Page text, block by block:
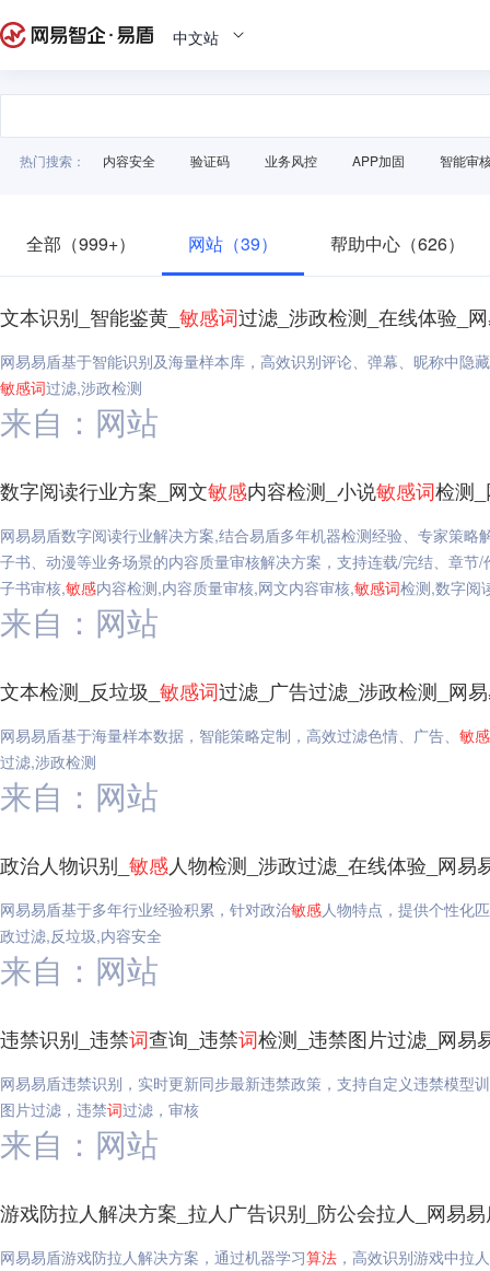
中文站
热门搜索： 内容安全 验证码 业务风控 APP加固 智能审
全部（999+） 网站（39） 帮助中心（626）
文本识别_智能鉴黄_ 敏感词过滤_涉政检测_在线体验_
网易易盾基于智能识别及海量样本库，高效识别评论、弹幕、昵称中
敏感词过滤,涉政检测
来自：网站
数字阅读行业方案_网文敏感内容检测_小说敏感词检测
网易易盾数字阅读行业解决方案,结合易盾多年机器检测经验、专家策
子书、动漫等业务场景的内容质量审核解决方案，支持连载/完结、章
子书审核,敏感内容检测,内容质量审核,网文内容审核,敏感词检测,数字阅
来自：网站
文本检测_反垃圾_ 敏感词过滤_广告过滤_涉政检测_网
网易易盾基于海量样本数据，智能策略定制，高效过滤色情、广告、 敏感
过滤,涉政检测
来自：网站
政治人物识别_ 敏感人物检测_涉政过滤_在线体验_网易
网易易盾基于多年行业经验积累，针对政治敏感人物特点，提供个性化
政过滤,反垃圾,内容安全
来自：网站
违禁识别_违禁词查询_违禁词检测_违禁图片过滤_网易
网易易盾违禁识别，实时更新同步最新违禁政策，支持自定义违禁模型
图片过滤，违禁词过滤，审核
来自：网站
游戏防拉人解决方案_拉人广告识别_防公会拉人_网易
网易易盾游戏防拉人解决方案，通过机器学习算法 ，高效识别游戏中拉